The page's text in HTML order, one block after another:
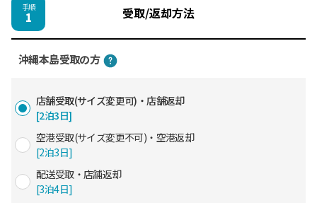
手順
1 受取/返却方法
沖縄本島受取の方
店舗受取(サイズ変更可)・店舗返却
[2泊3日]
空港受取(サイズ変更不可)・空港返却
[2泊3日]
配送受取・店舗返却
[3泊4日]